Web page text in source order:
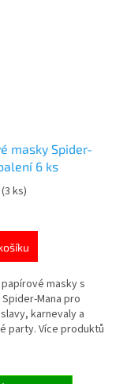
masky Spider-
6 ks
(3 ks)
masky s
pro
karnevaly a
party. Více produktů